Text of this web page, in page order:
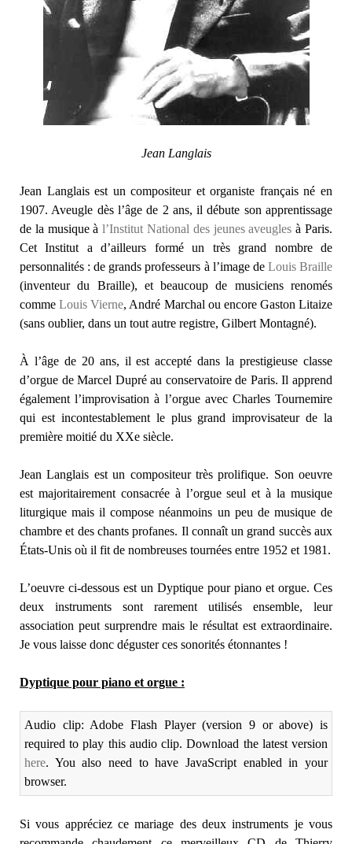
Jean Langlais
Jean Langlais est un compositeur et organiste français né en
1907. Aveugle dès l’âge de 2 ans, il débute son apprentissage
de la musique àl’Institut National des jeunes aveugles à Paris.
Cet Institut a d’ailleurs formé un très grand nombre de
personnalités : de grands professeurs à l’image de Louis Braille
(inventeur du Braille), et beaucoup de musiciens renomés
commeLouis Vierne, André Marchal ou encore Gaston Litaize
(sans oublier, dans un tout autre registre, Gilbert Montagné).
À l’âge de 20 ans, il est accepté dans la prestigieuse classe
d’orgue de Marcel Dupré au conservatoire de Paris. Il apprend
également l’improvisation à l’orgue avec Charles Tournemire
qui est incontestablement le plus grand improvisateur de la
première moitié du XXe siècle.
Jean Langlais est un compositeur très prolifique. Son oeuvre
est majoritairement consacrée à l’orgue seul et à la musique
liturgique mais il compose néanmoins un peu de musique de
chambre et des chants profanes. Il connaît un grand succès aux
États-Unis où il fit de nombreuses tournées entre 1952 et 1981.
L’oeuvre ci-dessous est un Dyptique pour piano et orgue. Ces
deux instruments sont rarement utilisés ensemble, leur
association peut surprendre mais le résultat est extraordinaire.
Je vous laisse donc déguster ces sonorités étonnantes !
Dyptique pour piano et orgue :
Audio clip: Adobe Flash Player (version 9 or above) is
required to play this audio clip. Download the latest version
here. You also need to have JavaScript enabled in your
browser.
Si vous appréciez ce mariage des deux instruments je vous